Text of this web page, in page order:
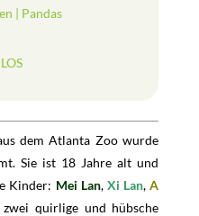
| Pandas
dem Atlanta Zoo wurde
Sie ist 18 Jahre alt und
Kinder: Mei Lan, Xi Lan,A
quirlige und hübsche